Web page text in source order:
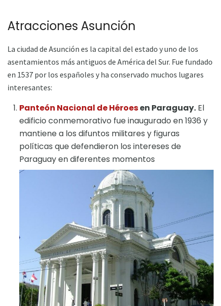
Atracciones Asunción
La ciudad de Asunción es la capital del estado y uno de los
asentamientos más antiguos de América del Sur. Fue fundado
en 1537 por los españoles y ha conservado muchos lugares
interesantes:
Panteón Nacional de Héroesen Paraguay. El
edificio conmemorativo fue inaugurado en 1936 y
mantiene a los difuntos militares y figuras
políticas que defendieron los intereses de
Paraguay en diferentes momentos